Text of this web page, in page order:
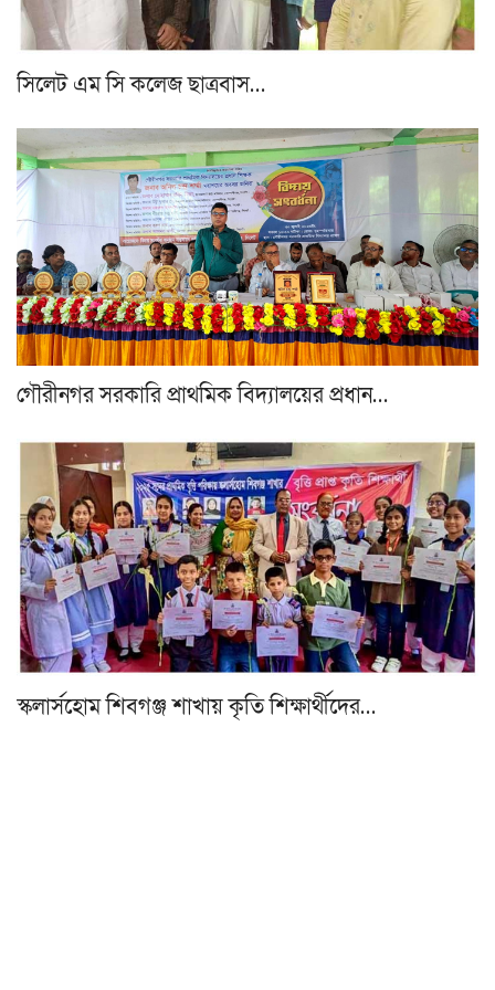
সিলেট এম সি কলেজ ছাত্রবাস…
গৌরীনগর সরকারি প্রাথমিক বিদ্যালয়ের প্রধান…
স্কলার্সহোম শিবগঞ্জ শাখায় কৃতি শিক্ষার্থীদের…